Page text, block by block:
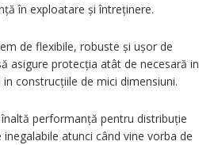
în exploatare și întreținere.
de flexibile, robuste și ușor de
asigure protecția atât de necesară in
construcțiile de mici dimensiuni.
performanță pentru distribuție
atunci când vine vorba de